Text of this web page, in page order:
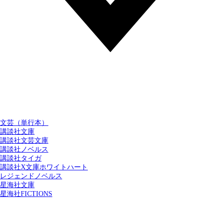
文芸（単行本）
講談社文庫
講談社文芸文庫
講談社ノベルス
講談社タイガ
講談社X文庫ホワイトハート
レジェンドノベルス
星海社文庫
星海社FICTIONS